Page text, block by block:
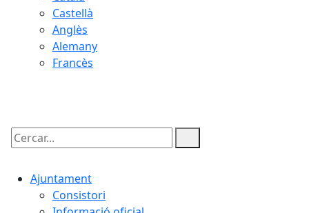
Castellà
Anglès
Alemany
Francès
Cercar:
Ajuntament
Consistori